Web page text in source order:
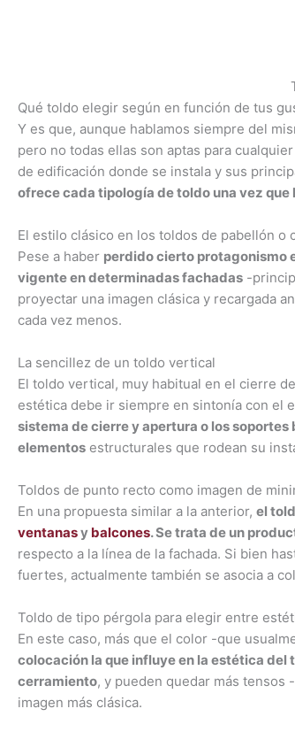
Qué toldo elegir según en función de tus
Y es que, aunque hablamos siempre del
pero no todas ellas son aptas para
de edificación donde se instala y sus
ofrece cada tipología de toldo una vez que
El estilo clásico en los toldos de pabellón o
Pese a haber perdido cierto protagonismo
vigente en determinadas fachadas -
proyectar una imagen clásica y recargada
cada vez menos.
La sencillez de un toldo vertical
El toldo vertical, muy habitual en el cierre
estética debe ir siempre en sintonía con el
sistema de cierre y apertura o los
elementos estructurales que rodean su
Toldos de punto recto como imagen de
En una propuesta similar a la anterior, el
ventanasy balcones. Se trata de un
respecto a la línea de la fachada. Si bien
fuertes, actualmente también se asocia a
Toldo de tipo pérgola para elegir entre
En este caso, más que el color -que
colocación la que influye en la estética del
cerramiento, y pueden quedar más tensos
imagen más clásica.